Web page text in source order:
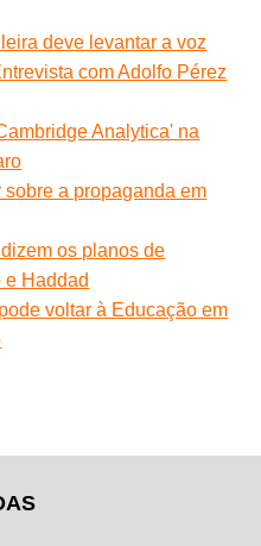
deve levantar a voz
com Adolfo Pérez
Analytica' na
sobre a propaganda em
os planos de
e Haddad
voltar à Educação em